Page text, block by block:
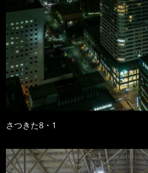
さつきた8・1